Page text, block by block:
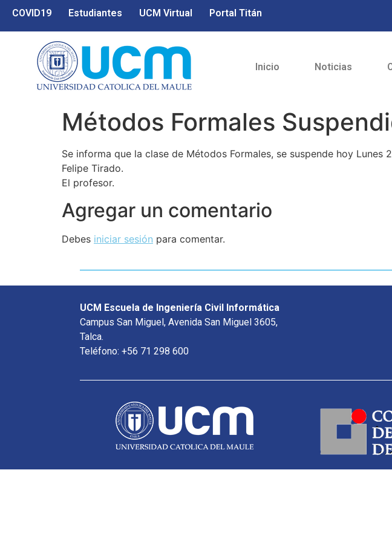
COVID19 Estudiantes UCM Virtual Portal Titán
Inicio Noticias
Métodos Formales
Se informa que la clase de Métodos Formales, se suspende hoy Lunes
Felipe Tirado.
El profesor.
Agregar un comentario
Debes iniciar sesión para comentar.
UCM Escuela de Ingeniería Civil Informática
Campus San Miguel, Avenida San Miguel 3605,
Talca.
Teléfono: +56 71 298 600